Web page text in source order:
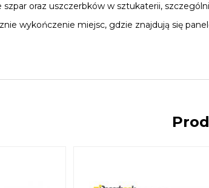
oraz uszczerbków w sztukaterii,
wykończenie miejsc, gdzie znajdują się